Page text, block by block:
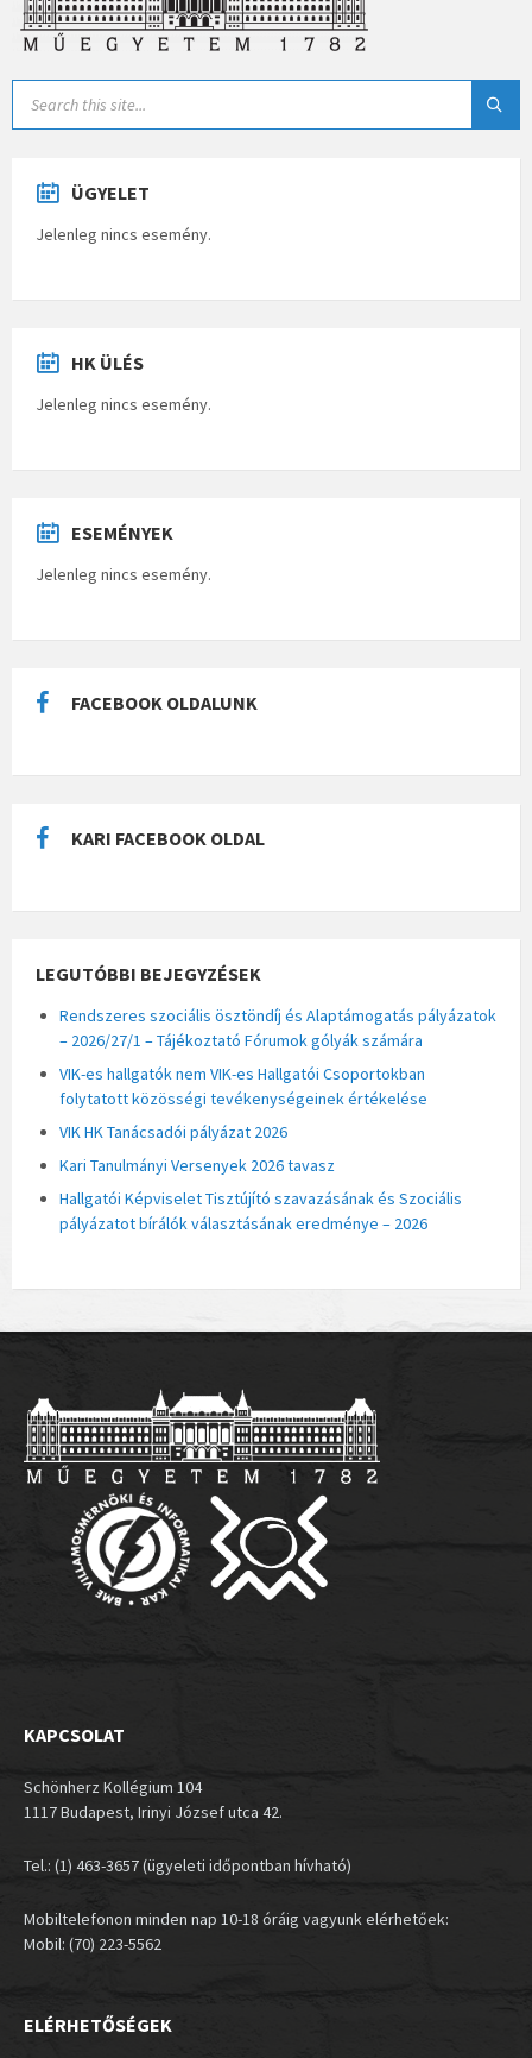
ÜGYELET
Jelenleg nincs esemény.
HK ÜLÉS
Jelenleg nincs esemény.
ESEMÉNYEK
Jelenleg nincs esemény.
FACEBOOK OLDALUNK
KARI FACEBOOK OLDAL
LEGUTÓBBI BEJEGYZÉSEK
Rendszeres szociális ösztöndíj és Alaptámogatás pályázatok
– 2026/27/1 – Tájékoztató Fórumok gólyák számára
VIK-es hallgatók nem VIK-es Hallgatói Csoportokban
folytatott közösségi tevékenységeinek értékelése
VIK HK Tanácsadói pályázat 2026
Kari Tanulmányi Versenyek 2026 tavasz
Hallgatói Képviselet Tisztújító szavazásának és Szociális
pályázatot bírálók választásának eredménye – 2026
KAPCSOLAT
Schönherz Kollégium 104
1117 Budapest, Irinyi József utca 42.
Tel.: (1) 463-3657 (ügyeleti időpontban hívható)
Mobiltelefonon minden nap 10-18 óráig vagyunk elérhetőek:
Mobil: (70) 223-5562
ELÉRHETŐSÉGEK